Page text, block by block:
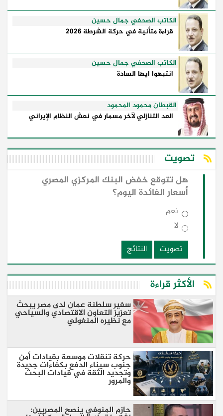
الكاتب الصحفي جمال حسين
قراءة متأنية في حركة الشرطة 2026
الكاتب الصحفي جمال حسين
انتبهوا ايها السادة
القبطان محمود المحمود
العد التنازلي لآخر مسمار في نعش النظام الإيراني
تصويت
هل تتوقع خفض البنك المركزي المصري
أسعار الفائدة اليوم؟
نعم
لا
تصويت
النتائج
الأكثر قراءة
سفير سلطنة عمان لدى مصر يبحث
تعزيز التعاون الاقتصادي والسياحي
مع نظيره المنغولي ​
حركة تنقلات موسعة بقيادات أمن
جنوب سيناء الدفع بكفاءات جديدة
وتجديد الثقة في قيادات البحث
والمرور
​حازم المنوفي ينصح المصريين: